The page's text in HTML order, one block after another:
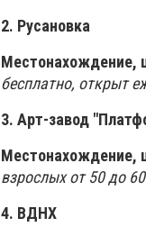
2. Русановка
Местонахождение,
бесплатно, открыт
3. Арт-завод
Местонахождение,
взрослых от 50 до
4. ВДНХ